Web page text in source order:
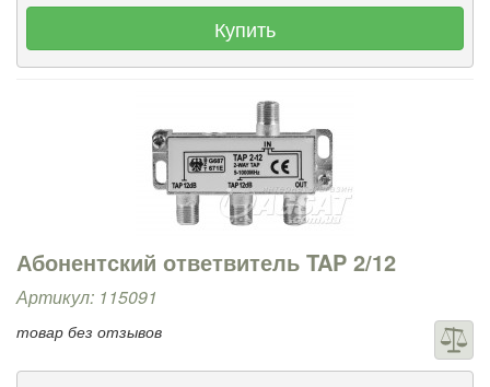
Купить
Абонентский ответвитель TAP 2/12
Артикул: 115091
товар без отзывов